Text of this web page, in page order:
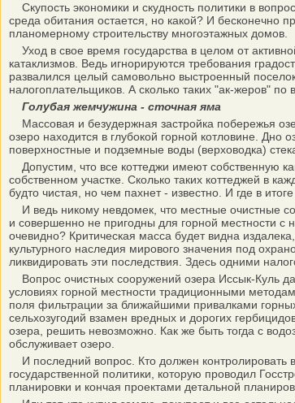
Скупость экономики и скудность политики в
среда обитания остается, но какой? И бесконечно
планомерному строительству многоэтажных домов.
Уход в свое время государства в целом от
катаклизмов. Ведь игнорируются требования
развалился целый самовольно выстроенный
налогоплательщиков. А сколько таких "ак-жеров" по
Голубая жемчужина - сточная яма
Массовая и безудержная застройка побережья
озеро находится в глубокой горной котловине.
поверхностные и подземные воды (верховодка)
Допустим, что все коттеджи имеют собственную
собственном участке. Сколько таких коттеджей в
будто чистая, но чем пахнет - известно. И где в
И ведь никому невдомек, что местные очистные
и совершенно не пригодны для горной местности
очевидно? Критическая масса будет видна
культурного наследия мирового значения под
ликвидировать эти последствия. Здесь одними
Вопрос очистных сооружений озера Иссык-Куль
условиях горной местности традиционными
поля фильтрации за ближайшими привалками
сельхозугодий взамен вредных и дорогих
озера, решить невозможно. Как же быть тогда с
обслуживает озеро.
И последний вопрос. Кто должен контролировать
государственной политики, которую проводил
планировки и кончая проектами детальной